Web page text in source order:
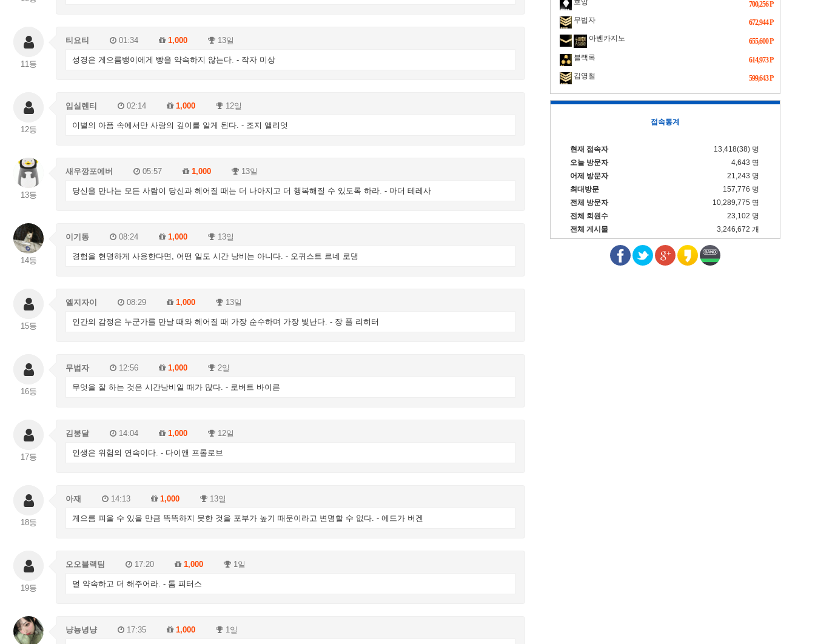
11등
티요티 01:34 1,000 13일
성경은 게으름뱅이에게 빵을 약속하지 않는다. - 작자 미상
12등
입실렌티 02:14 1,000 12일
이별의 아픔 속에서만 사랑의 깊이를 알게 된다. - 조지 앨리엇
13등
새우깡포에버 05:57 1,000 13일
당신을 만나는 모든 사람이 당신과 헤어질 때는 더 나아지고 더 행복해질 수 있도록 하라. - 마더 테레사
14등
이기동 08:24 1,000 13일
경험을 현명하게 사용한다면, 어떤 일도 시간 낭비는 아니다. - 오귀스트 르네 로댕
15등
엘지자이 08:29 1,000 13일
인간의 감정은 누군가를 만날 때와 헤어질 때 가장 순수하며 가장 빛난다. - 장 폴 리히터
16등
무법자 12:56 1,000 2일
무엇을 잘 하는 것은 시간낭비일 때가 많다. - 로버트 바이른
17등
김봉달 14:04 1,000 12일
인생은 위험의 연속이다. - 다이앤 프롤로브
18등
아재 14:13 1,000 13일
게으름 피울 수 있을 만큼 똑똑하지 못한 것을 포부가 높기 때문이라고 변명할 수 없다. - 에드가 버겐
19등
오오블랙팀 17:20 1,000 1일
덜 약속하고 더 해주어라. - 톰 피터스
냥뇽녕냥 17:35 1,000 1일
흐앙
700,256 P
무법자
672,944 P
아벤카지노
655,600 P
블랙록
614,973 P
김영철
599,643 P
접속통계
현재 접속자
13,418(38) 명
오늘 방문자
4,643 명
어제 방문자
21,243 명
최대방문
157,776 명
전체 방문자
10,289,775 명
전체 회원수
23,102 명
전체 게시물
3,246,672 개